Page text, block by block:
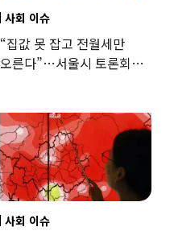
사회 이슈
“집값 못 잡고 전월세만
오른다”…서울시 토론회서
사회 이슈